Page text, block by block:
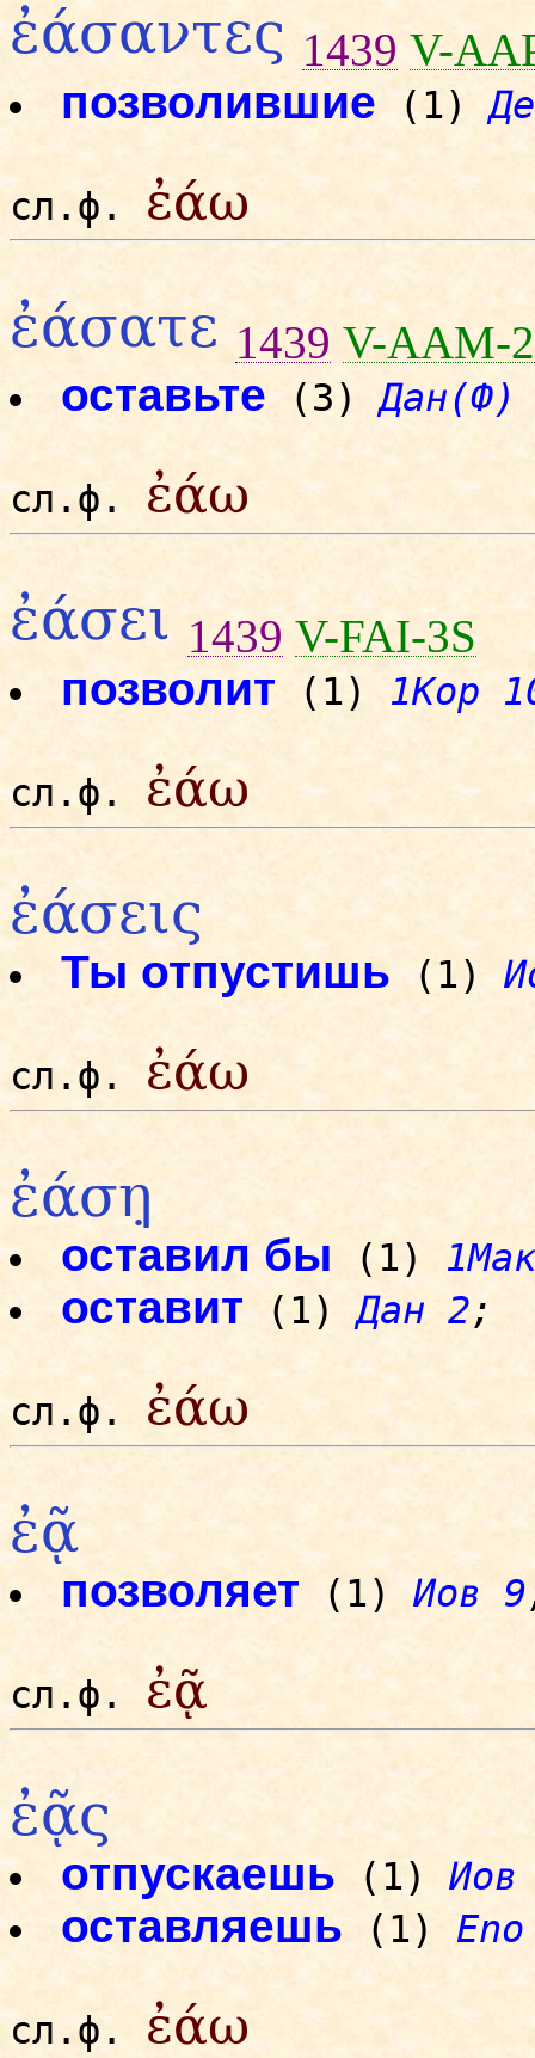
ἐάσαντες 1439 V-
позволившие (1)
сл.ф. ἐάω
ἐάσατε 1439 V-AAM-
оставьте (3)Дан(Ф)
сл.ф. ἐάω
ἐάσει 1439 V-FAI-3S
позволит (1) 1Кор
сл.ф. ἐάω
ἐάσεις
Ты отпустишь (1)
сл.ф. ἐάω
ἐάση̣
оставил бы (1)
оставит(1)Дан 2;
сл.ф. ἐάω
ἐᾷ
позволяет (1) Иов 9
сл.ф. ἐᾷ
ἐᾷς
отпускаешь (1) Иов
оставляешь (1)
сл.ф. ἐάω